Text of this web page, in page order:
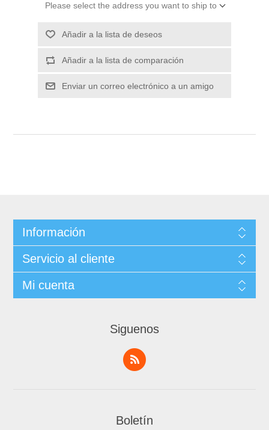
Please select the address you want to ship to
Información
Servicio al cliente
Mi cuenta
Siguenos
Boletín